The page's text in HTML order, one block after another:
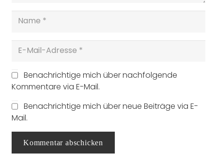
Benachrichtige mich über nachfolgende
Kommentare via E-Mail.
Benachrichtige mich über neue Beiträge via E-
Mail.
Kommentar abschicken